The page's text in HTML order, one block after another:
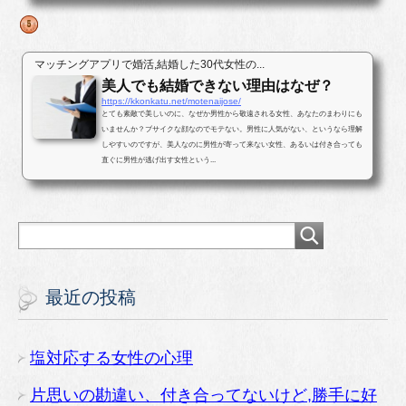
マッチングアプリで婚活,結婚した30代女性の...
美人でも結婚できない理由はなぜ？
https://kkonkatu.net/motenaijose/
とても素敵で美しいのに、なぜか男性から敬遠される女性、あなたのまわりにも
いませんか？ブサイクな顔なのでモテない。男性に人気がない、というなら理解
しやすいのですが、美人なのに男性が寄って来ない女性、あるいは付き合っても
直ぐに男性が逃げ出す女性という...
最近の投稿
塩対応する女性の心理
片思いの勘違い、付き合ってないけど,勝手に好